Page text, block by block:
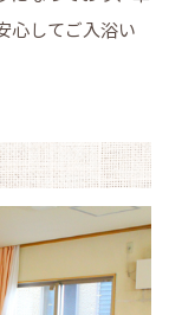
心してご入浴い